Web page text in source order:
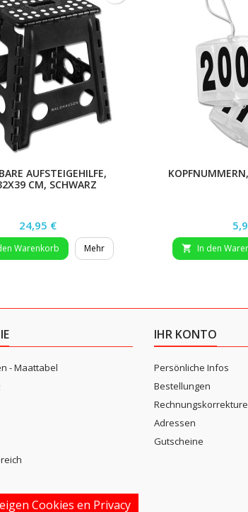
AUFSTEIGEHILFE,
CM, SCHWARZ
Preis
24,95 €
Warenkorb Mehr  In den
- Maattabel
IHR KONTO
Persönliche Infos
Bestellungen
Adressen
Gutscheine
Cookies en Privacy